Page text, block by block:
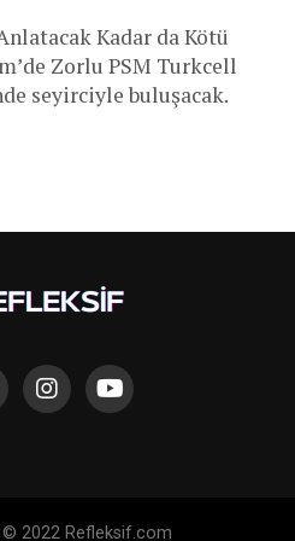
Kadar da Kötü
Zorlu PSM Turkcell
seyirciyle buluşacak.
2022 Refleksif.com